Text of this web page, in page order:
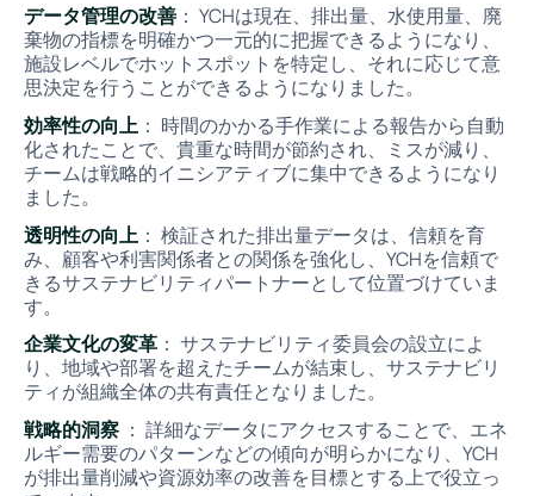
データ管理の改善： YCHは現在、排出量、水使用量、廃
棄物の指標を明確かつ一元的に把握できるようになり、
施設レベルでホットスポットを特定し、それに応じて意
思決定を行うことができるようになりました。
効率性の向上： 時間のかかる手作業による報告から自動
化されたことで、貴重な時間が節約され、ミスが減り、
チームは戦略的イニシアティブに集中できるようになり
ました。
透明性の向上： 検証された排出量データは、信頼を育
み、顧客や利害関係者との関係を強化し、YCHを信頼で
きるサステナビリティパートナーとして位置づけていま
す。
企業文化の変革： サステナビリティ委員会の設立によ
り、地域や部署を超えたチームが結束し、サステナビリ
ティが組織全体の共有責任となりました。
戦略的洞察： 詳細なデータにアクセスすることで、エネ
ルギー需要のパターンなどの傾向が明らかになり、YCH
が排出量削減や資源効率の改善を目標とする上で役立っ